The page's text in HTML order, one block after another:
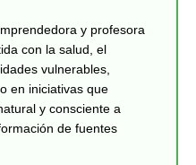
y profesora
con la salud, el
vulnerables,
en iniciativas que
y consciente a
de fuentes